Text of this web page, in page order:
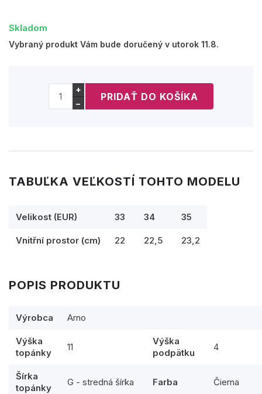
Skladom
Vybraný produkt Vám bude doručený v utorok 11.8.
+
−
TABUĽKA VEĽKOSTÍ TOHTO MODELU
Velikost (EUR) 33 34 35
Vnitřní prostor (cm) 22 22,5 23,2
POPIS PRODUKTU
Výrobca Arno
Výška
topánky
11
Výška
podpätku
4
Šírka
topánky
G - stredná šírka Farba Čierna